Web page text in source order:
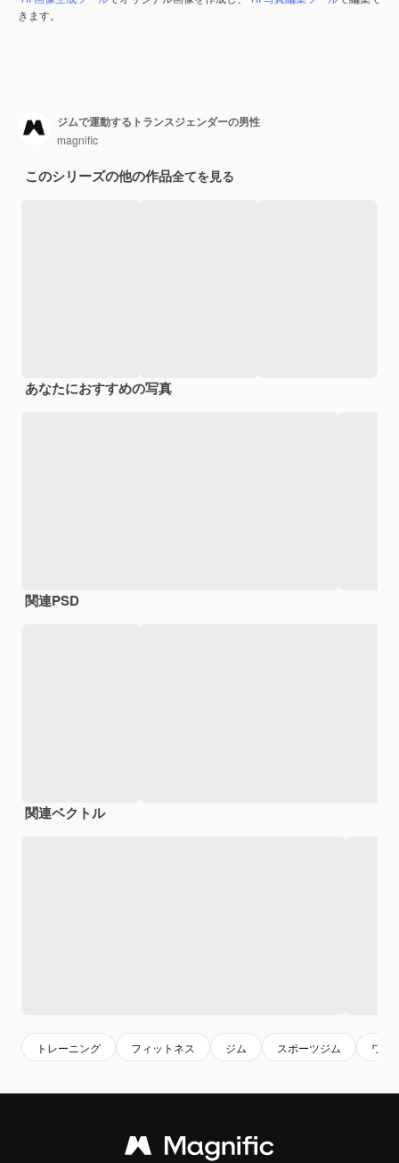
きます。
ジムで運動するトランスジェンダーの男性
magnific
このシリーズの他の作品全てを見る
あなたにおすすめの写真
関連PSD
関連ベクトル
トレーニング フィットネス ジム スポーツジム ワー